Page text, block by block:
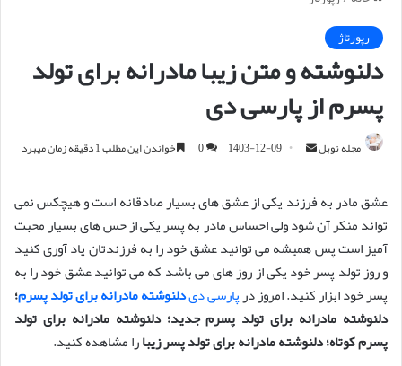
رپورتاژ
دلنوشته و متن زیبا مادرانه برای تولد
پسرم از پارسی دی
مجله نوبل
ا
ل
ا
ی
م
ی
ل
1403-12-09
0 خواندن این مطلب 1 دقیقه زمان میبرد
عشق مادر به فرزند یکی از عشق های بسیار صادقانه است و هیچکس نمی
تواند منکر آن شود ولی احساس مادر به پسر یکی از حس های بسیار محبت
آمیز است پس همیشه می توانید عشق خود را به فرزندتان یاد آوری کنید
و روز تولد پسر خود یکی از روز های می باشد که می توانید عشق خود را به
پسر خود ابزار کنید. امروز درپارسی دیدلنوشته مادرانه برای تولد پسرم؛
دلنوشته مادرانه برای تولد پسرم جدید؛ دلنوشته مادرانه برای تولد
پسرم کوتاه؛ دلنوشته مادرانه برای تولد پسر زیبارا مشاهده کنید.